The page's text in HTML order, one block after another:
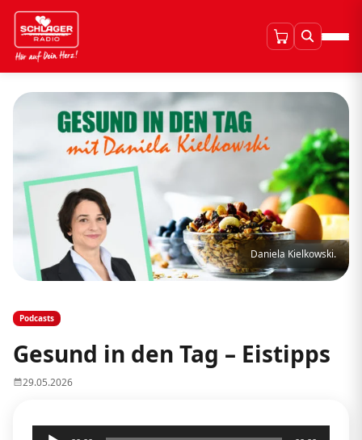
Daniela Kielkowski.
Podcasts
Gesund in den Tag – Eistipps
29.05.2026
Audio-